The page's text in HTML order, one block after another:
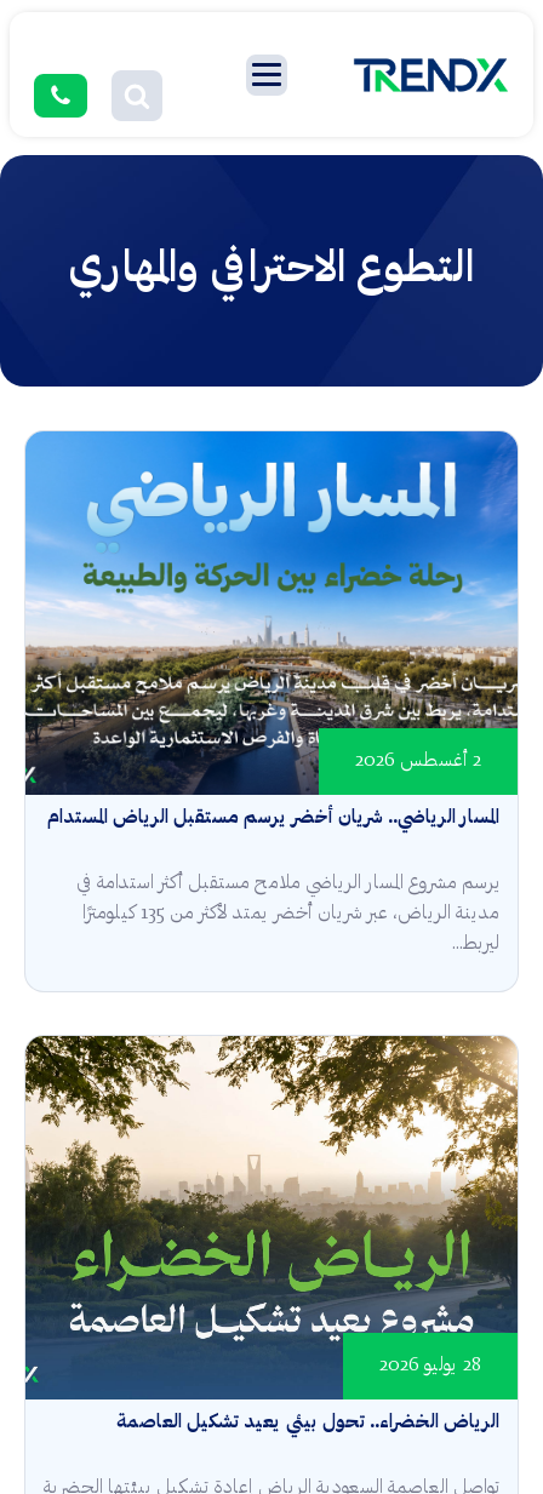
التطوع الاحترافي والمهاري
المسار الرياضي.. شريان أخضر يرسم مستقبل الرياض المستدام
2 أغسطس 2026
يرسم مشروع المسار الرياضي ملامح مستقبل أكثر استدامة في
مدينة الرياض، عبر شريان أخضر يمتد لأكثر من 135 كيلومترًا
ليربط...
الرياض الخضراء.. تحول بيئي يعيد تشكيل العاصمة
28 يوليو 2026
تواصل العاصمة السعودية الرياض إعادة تشكيل بيئتها الحضرية